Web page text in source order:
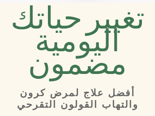
تغيير حياتك
اليومية
مضمون
أفضل علاج لمرض كرون
والتهاب القولون التقرحي